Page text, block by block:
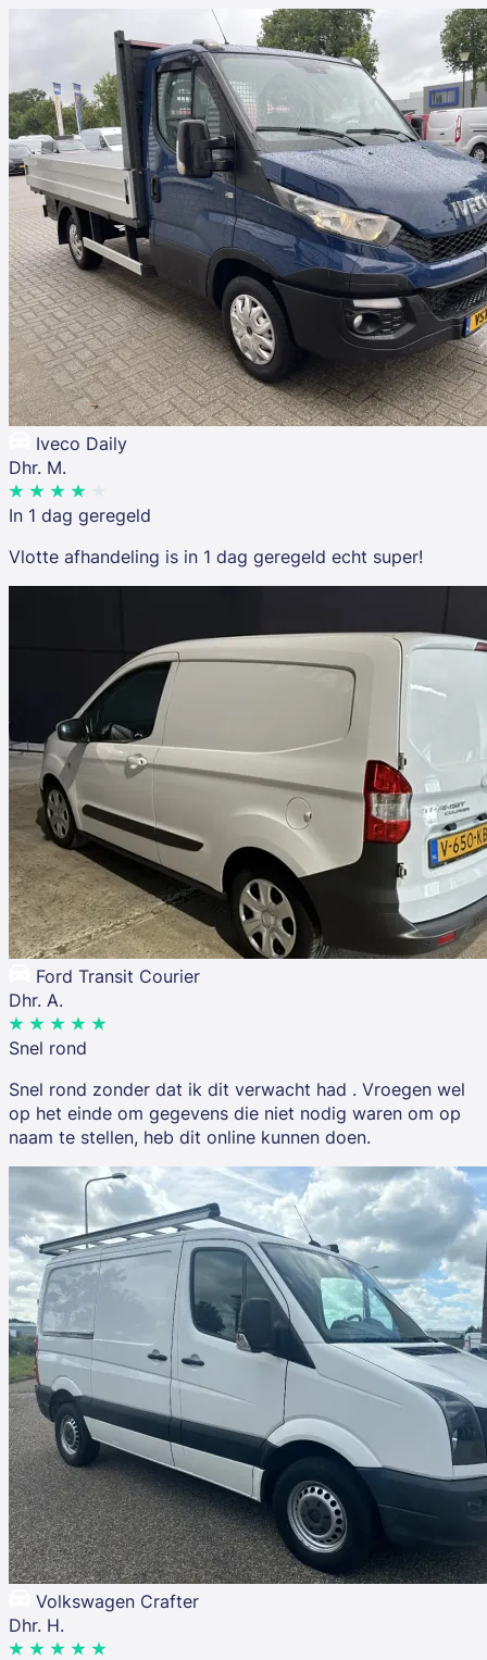
Iveco Daily
Dhr. M.
In 1 dag geregeld
Vlotte afhandeling is in 1 dag geregeld echt super!
Ford Transit Courier
Dhr. A.
Snel rond
Snel rond zonder dat ik dit verwacht had . Vroegen wel
op het einde om gegevens die niet nodig waren om op
naam te stellen, heb dit online kunnen doen.
Volkswagen Crafter
Dhr. H.